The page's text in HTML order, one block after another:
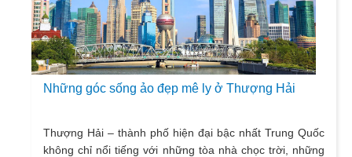
Những góc sống ảo đẹp mê ly ở Thượng Hải
Thượng Hải – thành phố hiện đại bậc nhất Trung Quốc
không chỉ nổi tiếng với những tòa nhà chọc trời, những